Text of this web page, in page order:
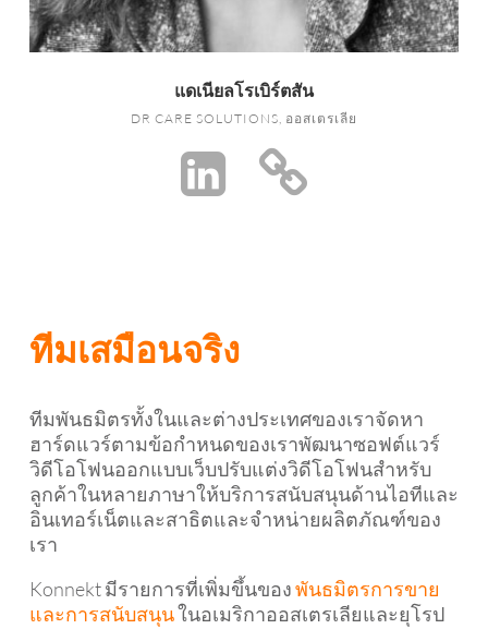
แดเนียลโรเบิร์ตสัน
DR CARE SOLUTIONS, ออสเตรเลีย
ทีมเสมือนจริง
ทีมพันธมิตรทั้งในและต่างประเทศของเราจัดหา
ฮาร์ดแวร์ตามข้อกำหนดของเราพัฒนาซอฟต์แวร์
วิดีโอโฟนออกแบบเว็บปรับแต่งวิดีโอโฟนสำหรับ
ลูกค้าในหลายภาษาให้บริการสนับสนุนด้านไอทีและ
อินเทอร์เน็ตและสาธิตและจำหน่ายผลิตภัณฑ์ของ
เรา
Konnekt มีรายการที่เพิ่มขึ้นของพันธมิตรการขาย
และการสนับสนุนในอเมริกาออสเตรเลียและยุโรป